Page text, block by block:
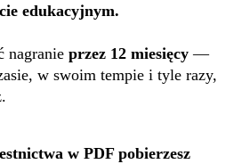
edukacyjnym.
nagranie przez 12 miesięcy —
w swoim tempie i tyle razy,
w PDF pobierzesz